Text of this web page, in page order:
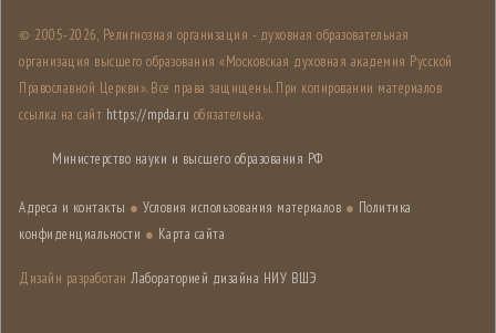
© 2005-2026, Религиозная организация - духовная образовательная
организация высшего образования «Московская духовная академия Русской
Православной Церкви». Все права защищены. При копировании материалов
ссылка на сайт https://mpda.ru обязательна.
Министерство науки и высшего образования РФ
Адреса и контакты ● Условия использования материалов ● Политика
конфиденциальности ● Карта сайта
Дизайн разработан Лабораторией дизайна НИУ ВШЭ